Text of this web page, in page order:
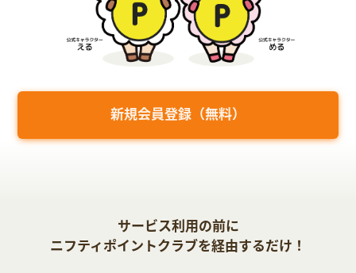
新規会員登録（無料）
サービス利用の前に
ニフティポイントクラブを経由するだけ！